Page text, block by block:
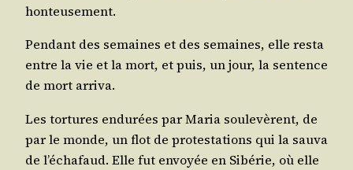
honteusement.
Pen­dant des semaines et des semaines, elle res­ta
entre la vie et la mort, et puis, un jour, la sen­tence
de mort arriva.
Les tor­tures endu­rées par Maria sou­le­vèrent, de
par le monde, un flot de pro­tes­ta­tions qui la sau­va
de l’échafaud. Elle fut envoyée en Sibé­rie, où elle